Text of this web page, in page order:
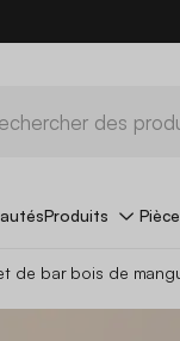
Produits
de bar bois de